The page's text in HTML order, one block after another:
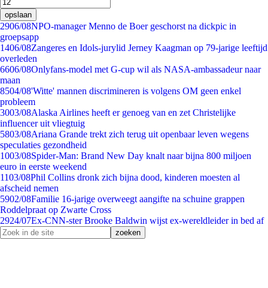
opslaan
2906/08NPO-manager Menno de Boer geschorst na dickpic in
groepsapp
1406/08Zangeres en Idols-jurylid Jerney Kaagman op 79-jarige leeftijd
overleden
6606/08Onlyfans-model met G-cup wil als NASA-ambassadeur naar
maan
8504/08'Witte' mannen discrimineren is volgens OM geen enkel
probleem
3003/08Alaska Airlines heeft er genoeg van en zet Christelijke
influencer uit vliegtuig
5803/08Ariana Grande trekt zich terug uit openbaar leven wegens
speculaties gezondheid
1003/08Spider-Man: Brand New Day knalt naar bijna 800 miljoen
euro in eerste weekend
1103/08Phil Collins dronk zich bijna dood, kinderen moesten al
afscheid nemen
5902/08Familie 16-jarige overweegt aangifte na schuine grappen
Roddelpraat op Zwarte Cross
2924/07Ex-CNN-ster Brooke Baldwin wijst ex-wereldleider in bed af